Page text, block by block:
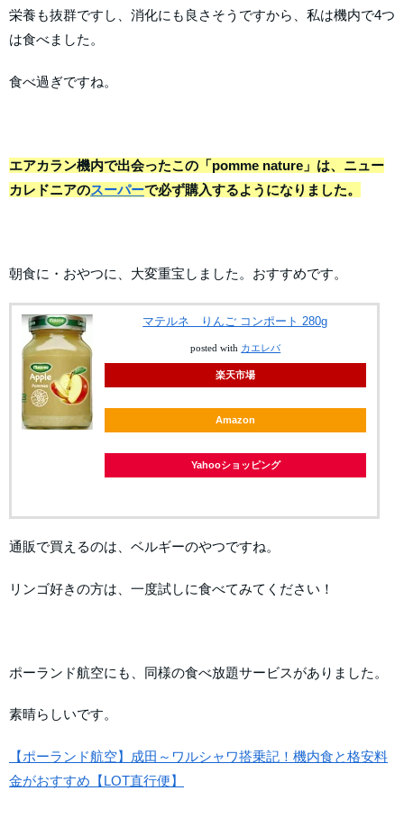
栄養も抜群ですし、消化にも良さそうですから、私は機内で4つ
は食べました。
食べ過ぎですね。
エアカラン機内で出会ったこの「pomme nature」は、ニュー
カレドニアのスーパーで必ず購入するようになりました。
朝食に・おやつに、大変重宝しました。おすすめです。
マテルネ りんご コンポート 280g
posted with カエレバ
楽天市場
Amazon
Yahooショッピング
通販で買えるのは、ベルギーのやつですね。
リンゴ好きの方は、一度試しに食べてみてください！
ポーランド航空にも、同様の食べ放題サービスがありました。
素晴らしいです。
【ポーランド航空】成田～ワルシャワ搭乗記！機内食と格安料
金がおすすめ【LOT直行便】